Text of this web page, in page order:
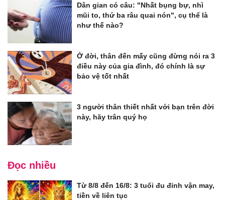
Dân gian có câu: "Nhất bụng bự, nhì
mũi to, thứ ba râu quai nón", cụ thể là
như thế nào?
Ở đời, thân đến mấy cũng đừng nói ra 3
điều này của gia đình, đó chính là sự
bảo vệ tốt nhất
3 người thân thiết nhất với bạn trên đời
này, hãy trân quý họ
Đọc nhiều
Từ 8/8 đến 16/8: 3 tuổi đu đỉnh vận may,
tiền về liên tục